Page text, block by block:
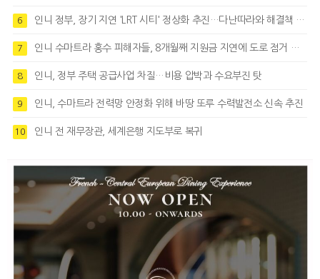
6 인니 정부, 장기 지연 'LRT 시티' 정상화 추진…다난따라와 해결책 모색
7 인니 수마트라 홍수 피해자들, 8개월째 지원금 지연에 도로 점거 시위
8 인니, 정부 주택 공급사업 차질…비용 압박과 수요부진 탓
9 인니, 수마트라 전력망 안정화 위해 바땅 또루 수력발전소 신속 추진
10 인니 전 재무장관, 세계은행 지도부로 복귀